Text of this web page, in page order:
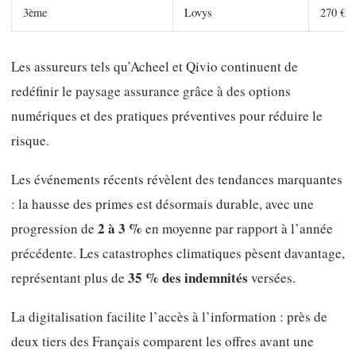
3ème Lovys 270 €
Les assureurs tels qu’Acheel et Qivio continuent de
redéfinir le paysage assurance grâce à des options
numériques et des pratiques préventives pour réduire le
risque.
Les événements récents révèlent des tendances marquantes
: la hausse des primes est désormais durable, avec une
progression de 2 à 3 % en moyenne par rapport à l’année
précédente. Les catastrophes climatiques pèsent davantage,
représentant plus de 35 % des indemnités versées.
La digitalisation facilite l’accès à l’information : près de
deux tiers des Français comparent les offres avant une